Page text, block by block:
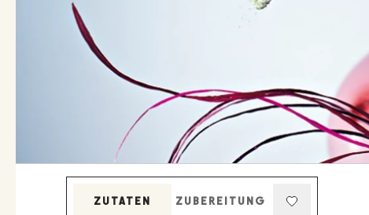
ZUTATEN
ZUBEREITUNG